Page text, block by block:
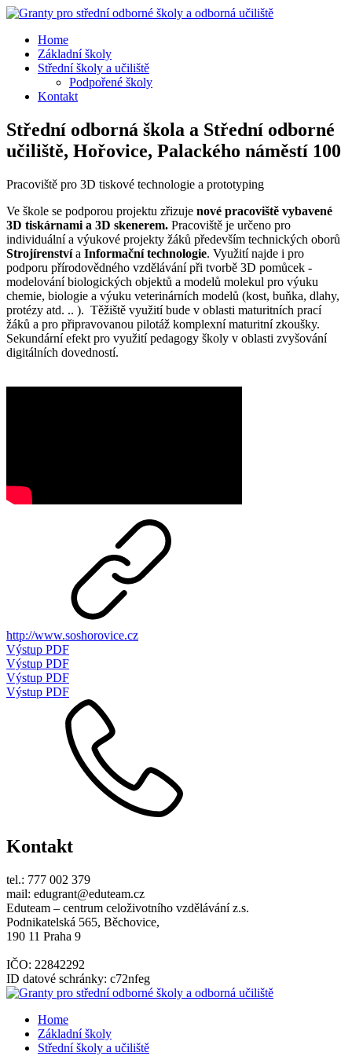
Home
Základní školy
Střední školy a učiliště
Podpořené školy
Kontakt
Střední odborná škola a Střední odborné
učiliště, Hořovice, Palackého náměstí 100
Pracoviště pro 3D tiskové technologie a prototyping
Ve škole se podporou projektu zřizuje nové pracoviště vybavené
3D tiskárnami a 3D skenerem. Pracoviště je určeno pro
individuální a výukové projekty žáků především technických oborů
Strojírenstvía Informační technologie. Využití najde i pro
podporu přírodovědného vzdělávání při tvorbě 3D pomůcek -
modelování biologických objektů a modelů molekul pro výuku
chemie, biologie a výuku veterinárních modelů (kost, buňka, dlahy,
protézy atd. .. ). Těžiště využití bude v oblasti maturitních prací
žáků a pro připravovanou pilotáž komplexní maturitní zkoušky.
Sekundární efekt pro využití pedagogy školy v oblasti zvyšování
digitálních dovedností.
http://www.soshorovice.cz
Výstup PDF
Výstup PDF
Výstup PDF
Výstup PDF
Kontakt
tel.: 777 002 379
mail: edugrant@eduteam.cz
Eduteam – centrum celoživotního vzdělávání z.s.
Podnikatelská 565, Běchovice,
190 11 Praha 9
IČO: 22842292
ID datové schránky: c72nfeg
Home
Základní školy
Střední školy a učiliště